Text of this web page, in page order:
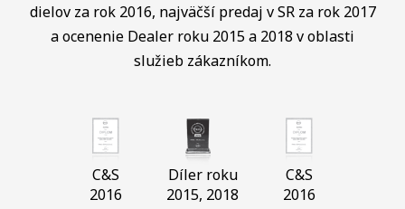
dielov za rok 2016, najväčší predaj v SR za rok 2017
a ocenenie Dealer roku 2015 a 2018 v oblasti
služieb zákazníkom.
C&S
2016
Díler roku
2015, 2018
C&S
2016